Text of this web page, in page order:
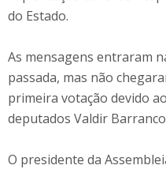
do Estado.
As mensagens entraram
passada, mas não
primeira votação devido
deputados Valdir
O presidente da